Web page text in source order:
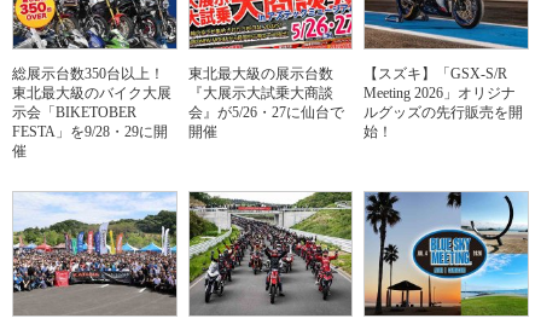
総展示台数350台以上！
東北最大級のバイク大展
示会「BIKETOBER
FESTA」を9/28・29に開
催
東北最大級の展示台数
『大展示大試乗大商談
会』が5/26・27に仙台で
開催
【スズキ】「GSX-S/R
Meeting 2026」オリジナ
ルグッズの先行販売を開
始！